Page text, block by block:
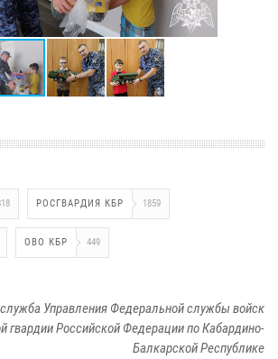
РОСГВАРДИЯ КБР 1859
ОВО КБР 449
Управления Федеральной службы войск
гвардии Российской Федерации по Кабардино-
Балкарской Республике